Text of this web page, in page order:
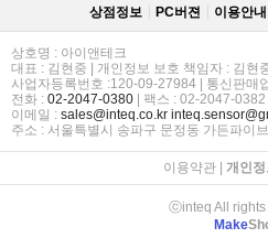
상점정보 PC버젼 이용안내
상호명 : 아이앤테크
대표 : 김현중 | 개인정보 보호 책임자 : 김현
사업자등록번호 :120-09-27984 | 통신판매
전화 : 02-2047-0380 | 팩스 : 02-2047-0382
이메일 : sales@inteq.co.kr
주소 : 서울특별시 송파구 문정동 가든파이
이용약관| 개인
ⓒinteq All rights
Make